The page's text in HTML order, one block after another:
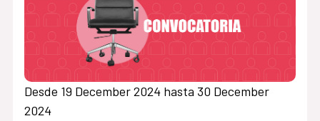
Desde 19 December 2024 hasta 30 December
2024